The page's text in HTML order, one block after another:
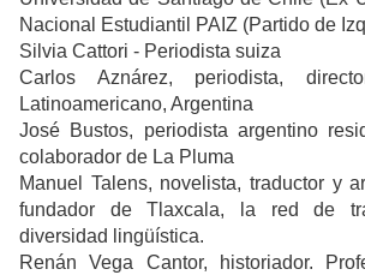
Nacional Estudiantil PAIZ (Partido de
Silvia Cattori - Periodista suiza
Carlos Aznárez, periodista,
Latinoamericano, Argentina
José Bustos, periodista argentino
colaborador de La Pluma
Manuel Talens, novelista, traductor y
fundador de Tlaxcala, la red de
diversidad lingüística.
Renán Vega Cantor, historiador.